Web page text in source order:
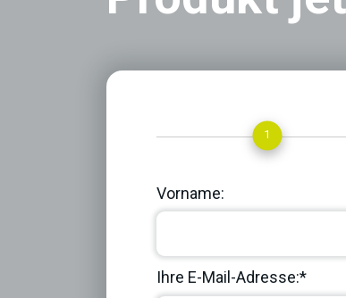
1
Vorname:
Ihre E-Mail-Adresse:*